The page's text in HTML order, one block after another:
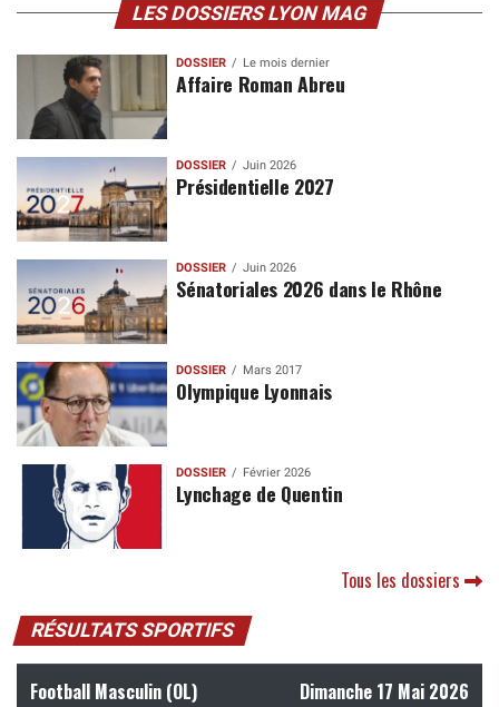
LES DOSSIERS LYON MAG
DOSSIER Le mois dernier
Affaire Roman Abreu
DOSSIER Juin 2026
Présidentielle 2027
DOSSIER Juin 2026
Sénatoriales 2026 dans le Rhône
DOSSIER Mars 2017
Olympique Lyonnais
DOSSIER Février 2026
Lynchage de Quentin
Tous les dossiers
RÉSULTATS SPORTIFS
Football Masculin (OL) Dimanche 17 Mai 2026